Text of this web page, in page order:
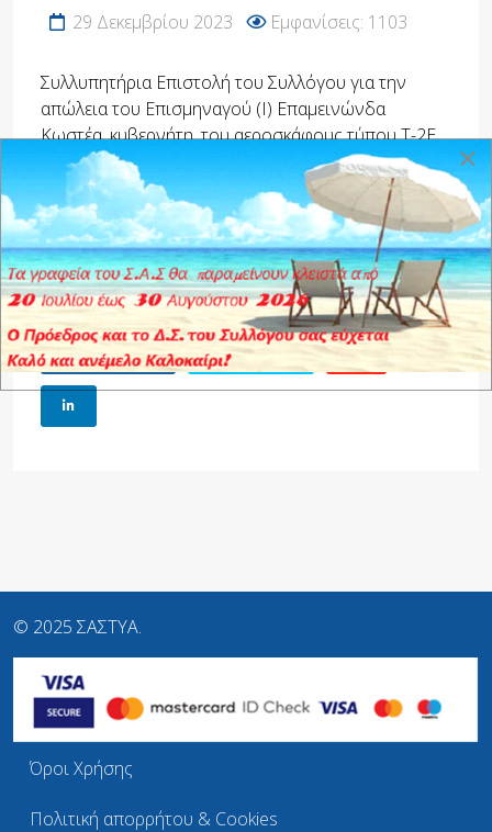
29 Δεκεμβρίου 2023 Εμφανίσεις: 1103
Συλλυπητήρια Επιστολή του Συλλόγου για την
απώλεια του Επισμηναγού (Ι) Επαμεινώνδα
Κωστέα, κυβερνήτη, του αεροσκάφους τύπου Τ-2Ε
Buckeye της 120ΠEA.
{aridoc engine="google" width="800" height="600"}
images/epistoles/syllyphthria_T2.pdf{/aridoc}
Tags:
FACEBOOK TWITTER
© 2025 ΣΑΣΤΥΑ.
Όροι Χρήσης
Πολιτική απορρήτου & Cookies
×